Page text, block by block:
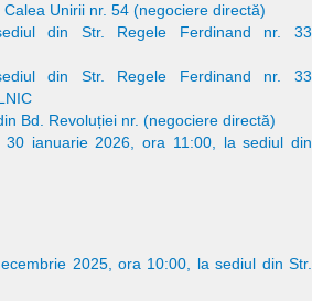
Unirii nr. 54 (negociere directă)
din Str. Regele Ferdinand nr. 33
din Str. Regele Ferdinand nr. 33
Bd. Revoluției nr. (negociere directă)
ianuarie 2026, ora 11:00, la sediul din
2025, ora 10:00, la sediul din Str.